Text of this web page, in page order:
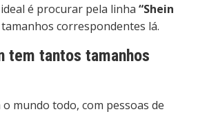
é procurar pela linha “Shein
correspondentes lá.
tem tantos tamanhos
mundo todo, com pessoas de